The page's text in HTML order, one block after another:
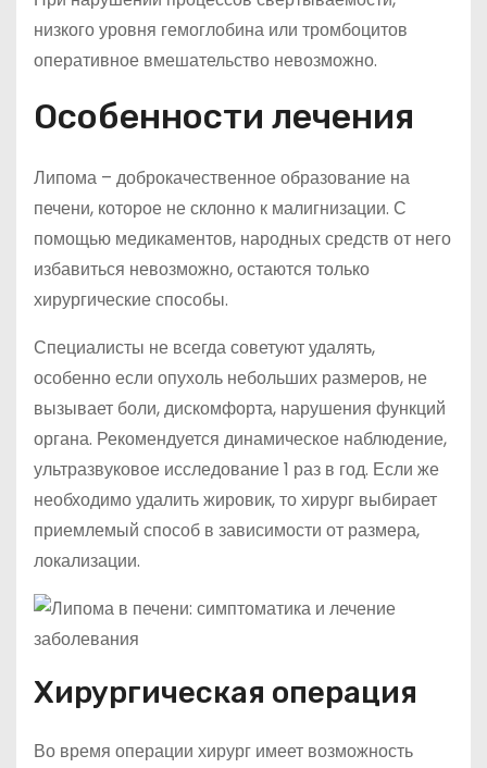
низкого уровня гемоглобина или тромбоцитов
оперативное вмешательство невозможно.
Особенности лечения
Липома – доброкачественное образование на
печени, которое не склонно к малигнизации. С
помощью медикаментов, народных средств от него
избавиться невозможно, остаются только
хирургические способы.
Специалисты не всегда советуют удалять,
особенно если опухоль небольших размеров, не
вызывает боли, дискомфорта, нарушения функций
органа. Рекомендуется динамическое наблюдение,
ультразвуковое исследование 1 раз в год. Если же
необходимо удалить жировик, то хирург выбирает
приемлемый способ в зависимости от размера,
локализации.
Хирургическая операция
Во время операции хирург имеет возможность